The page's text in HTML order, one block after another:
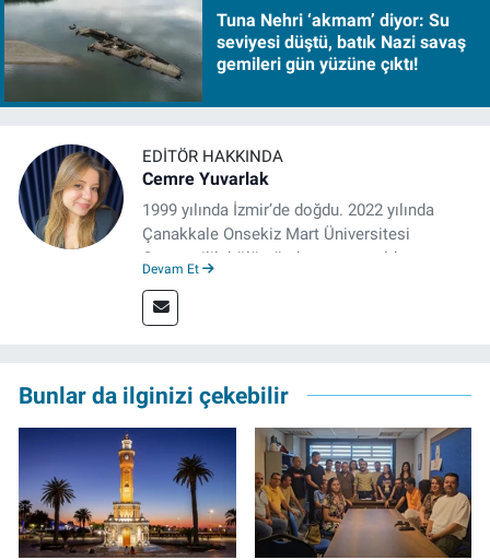
Tuna Nehri ‘akmam’ diyor: Su
seviyesi düştü, batık Nazi savaş
gemileri gün yüzüne çıktı!
EDITÖR HAKKINDA
Cemre Yuvarlak
1999 yılında İzmir’de doğdu. 2022 yılında
Çanakkale Onsekiz Mart Üniversitesi
Gazetecilik bölümünden mezun oldu.
Yüksek Lisansına devam eden gazeteci, 2022
yılında İzmir’de mesleğe başladı. Meslek
hayatına ise izgazete.net’te haber editörü
olarak devam ediyor.
Devam Et
Bunlar da ilginizi çekebilir